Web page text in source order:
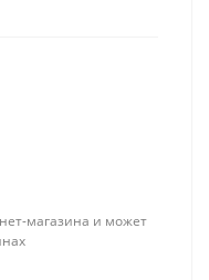
магазина и может